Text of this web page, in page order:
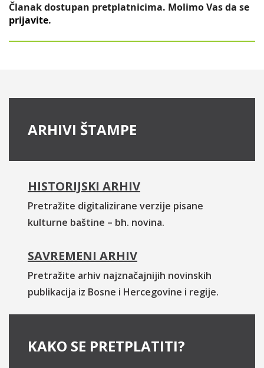
Članak dostupan pretplatnicima. Molimo Vas da se
prijavite.
ARHIVI ŠTAMPE
HISTORIJSKI ARHIV
Pretražite digitalizirane verzije pisane
kulturne baštine – bh. novina.
SAVREMENI ARHIV
Pretražite arhiv najznačajnijih novinskih
publikacija iz Bosne i Hercegovine i regije.
KAKO SE PRETPLATITI?